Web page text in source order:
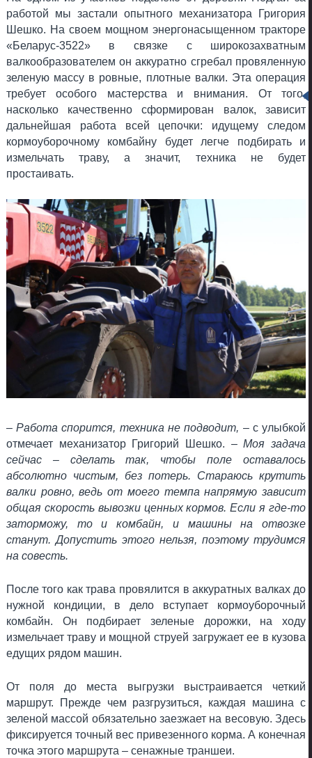
работой мы застали опытного механизатора Григория
Шешко. На своем мощном энергонасыщенном тракторе
«Беларус-3522» в связке с широкозахватным
валкообразователем он аккуратно сгребал провяленную
зеленую массу в ровные, плотные валки. Эта операция
требует особого мастерства и внимания. От того,
насколько качественно сформирован валок, зависит
дальнейшая работа всей цепочки: идущему следом
кормоуборочному комбайну будет легче подбирать и
измельчать траву, а значит, техника не будет
простаивать.
– Работа спорится, техника не подводит, – с улыбкой
отмечает механизатор Григорий Шешко. – Моя задача
сейчас – сделать так, чтобы поле оставалось
абсолютно чистым, без потерь. Стараюсь крутить
валки ровно, ведь от моего темпа напрямую зависит
общая скорость вывозки ценных кормов. Если я где-то
заторможу, то и комбайн, и машины на отвозке
станут. Допустить этого нельзя, поэтому трудимся
на совесть.
После того как трава провялится в аккуратных валках до
нужной кондиции, в дело вступает кормоуборочный
комбайн. Он подбирает зеленые дорожки, на ходу
измельчает траву и мощной струей загружает ее в кузова
едущих рядом машин.
От поля до места выгрузки выстраивается четкий
маршрут. Прежде чем разгрузиться, каждая машина с
зеленой массой обязательно заезжает на весовую. Здесь
фиксируется точный вес привезенного корма. А конечная
точка этого маршрута – сенажные траншеи.